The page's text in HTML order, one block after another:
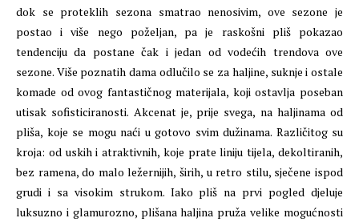
dok se proteklih sezona smatrao nenosivim, ove sezone je
postao i više nego poželjan, pa je raskošni pliš pokazao
tendenciju da postane čak i jedan od vodećih trendova ove
sezone. Više poznatih dama odlučilo se za haljine, suknje i ostale
komade od ovog fantastičnog materijala, koji ostavlja poseban
utisak sofisticiranosti. Akcenat je, prije svega, na haljinama od
pliša, koje se mogu naći u gotovo svim dužinama. Različitog su
kroja: od uskih i atraktivnih, koje prate liniju tijela, dekoltiranih,
bez ramena, do malo ležernijih, širih, u retro stilu, sječene ispod
grudi i sa visokim strukom. Iako pliš na prvi pogled djeluje
luksuzno i glamurozno, plišana haljina pruža velike mogućnosti